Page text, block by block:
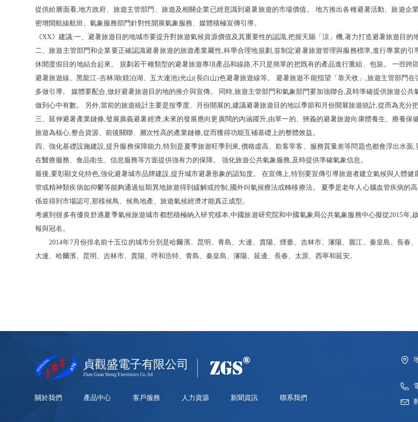
從供給層面看,地方政府、旅遊主管部門、旅遊及相關企業已經意識到避暑旅遊的市場價值。 地方推出各種避暑活動、旅遊企
密增開航線航班、氣象服務部門針對性開展氣象服務、媒體積極宣傳引導。
《XX》建議:一、避暑旅遊目的地城市要提升對旅遊氣候資源價值及其重要性的認識,把握天賜 「 涼 」 機,著力打造避暑旅遊目的
二、旅遊主管部門和企業要正確認識避暑旅遊的旅遊產業屬性,科學合理地規劃,並制定避暑旅遊管理與服務標準,進行專業的引
休閒度假目的地結合起來。 規劃若干種類型的避暑旅遊專項產品和線路,不只是簡單的把既有的產品進行重組、包裝。 一些
避暑旅遊線、黑龍江-吉林湖(鏡泊湖、五大連池)光山(長白 山)色避暑旅遊線等。 避暑旅遊不能指望 「 靠天收 」 ,旅遊主管部門在
多做引導。 媒體要配合,做好避暑旅遊目的地的推介與宣傳。 同時,旅遊主管部門和氣象部門要加強聯合,及時準確提供旅遊公
做到心中有數。 另外,當前的旅遊統計主要是按季度、月份開展的,建議避暑旅遊目的地以季節和月份開展旅遊統計,從而為充分
三、延伸避暑產業鏈條,發展廣義避暑經濟,未來的發展應向更廣闊的內涵躍升,由單一的、狹義的避暑旅遊向康體養生、療養
旅遊為核心,整合資源、前後關聯、層次性高的產業鏈條,從而獲得功能互補基礎上的整體效益。
四、強化基礎設施建設,提升服務保障能力,特別是夏季旅遊旺季到來,價格虛高、欺客宰客、服務質量差等問題也都會浮出水面
在醫療服務、食品衛生、信息服務等方面提供強有力的保障。 強化旅遊公共氣象服務,及時提供準確氣象信息。
最後,要彰顯文化特色,強化避暑城市品牌建設,提升城市避暑形象的認知度。 在宣傳上,特別要宣傳引導旅遊者建立氣候與人體
管或精神類疾病如抑鬱等能夠通過短期異地旅遊得到緩解或控制,國外叫氣候療法或轉移療法。 夏季是老年人心腦血管疾病的
係並得到市場認可,那樣候鳥、候鳥地產、旅遊氣候經濟才能真正成型。
考慮到很多有優良舒適夏季氣候旅遊城市都想積極納入研究樣本,中國旅遊研究院和中國氣象局公共氣象服務中心擬從2015年,
報與冠名。
2014年7月份排名前十五位的城市分別是哈爾濱、昆明、青島、大連、貴陽、煙臺、吉林市、瀋陽、麗江、秦皇島、長春
大連、哈爾濱、昆明、吉林市、貴陽、呼和浩特、青島、秦皇島、瀋陽、延邊、長春、太原、西寧和延安。
關於我們 產品中心 客戶服務 人力資源 新聞資訊 聯系我們
貞觀盛電子有限公司
Zhen Guan Sheng Electronics Co. ltd.